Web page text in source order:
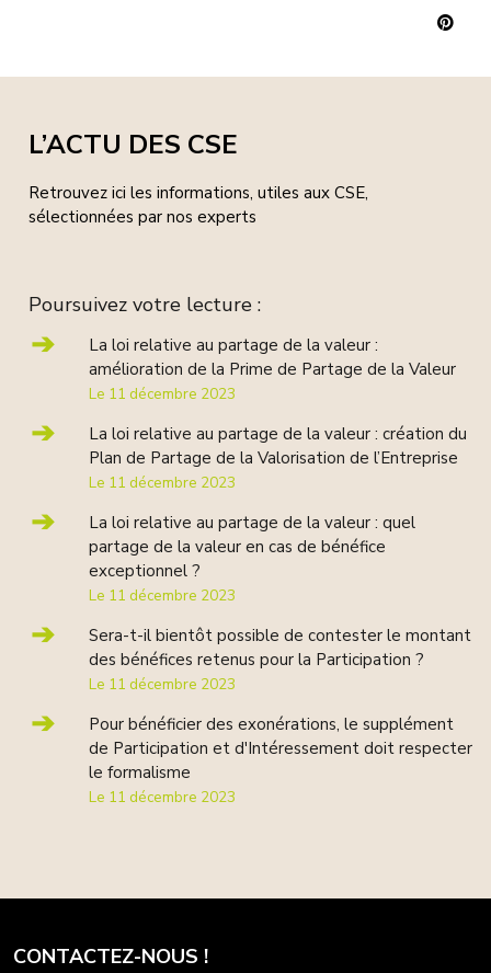
L’ACTU DES CSE
Retrouvez ici les informations, utiles aux CSE,
sélectionnées par nos experts
Poursuivez votre lecture :
La loi relative au partage de la valeur :
amélioration de la Prime de Partage de la Valeur
Le 11 décembre 2023
La loi relative au partage de la valeur : création du
Plan de Partage de la Valorisation de l’Entreprise
Le 11 décembre 2023
La loi relative au partage de la valeur : quel
partage de la valeur en cas de bénéfice
exceptionnel ?
Le 11 décembre 2023
Sera-t-il bientôt possible de contester le montant
des bénéfices retenus pour la Participation ?
Le 11 décembre 2023
Pour bénéficier des exonérations, le supplément
de Participation et d'Intéressement doit respecter
le formalisme
Le 11 décembre 2023
CONTACTEZ-NOUS !